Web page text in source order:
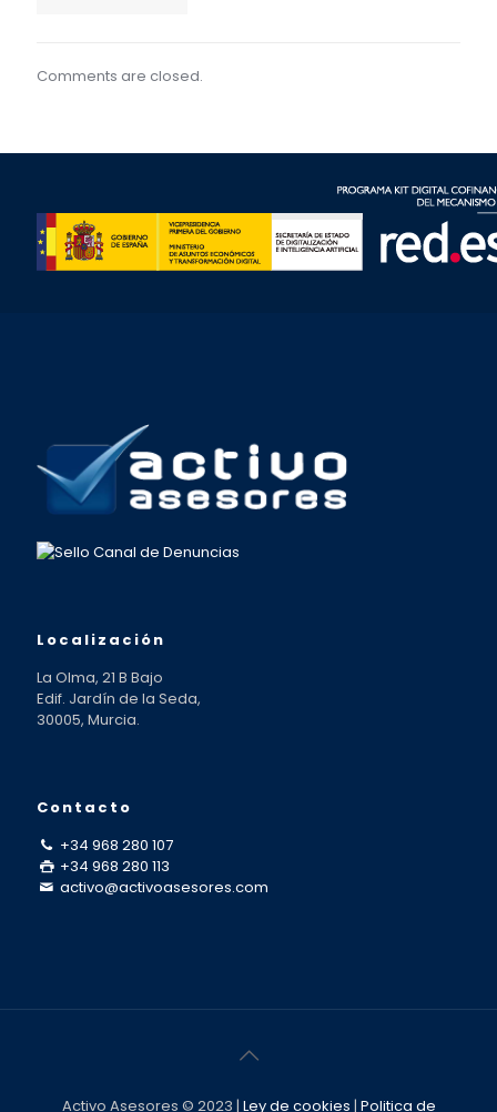
Comments are closed.
Localización
La Olma, 21 B Bajo
Edif. Jardín de la Seda,
30005, Murcia.
Contacto
+34 968 280 107
+34 968 280 113
activo@activoasesores.com
Activo Asesores © 2023 | Ley de cookies | Politica de